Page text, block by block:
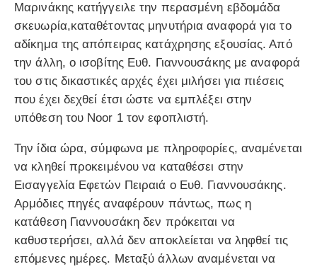
Μαρινάκης κατήγγειλε την περασμένη εβδομάδα
σκευωρία,καταθέτοντας μηνυτήρια αναφορά για το
αδίκημα της απόπειρας κατάχρησης εξουσίας. Από
την άλλη, ο ισοβίτης Ευθ. Γιαννουσάκης με αναφορά
του στις δικαστικές αρχές έχει μιλήσει για πιέσεις
που έχει δεχθεί έτσι ώστε να εμπλέξει στην
υπόθεση του Νoor 1 τον εφοπλιστή.
Την ίδια ώρα, σύμφωνα με πληροφορίες, αναμένεται
να κληθεί προκειμένου να καταθέσει στην
Εισαγγελία Εφετών Πειραιά ο Ευθ. Γιαννουσάκης.
Αρμόδιες πηγές αναφέρουν πάντως, πως η
κατάθεση Γιαννουσάκη δεν πρόκειται να
καθυστερήσει, αλλά δεν αποκλείεται να ληφθεί τις
επόμενες ημέρες. Μεταξύ άλλων αναμένεται να